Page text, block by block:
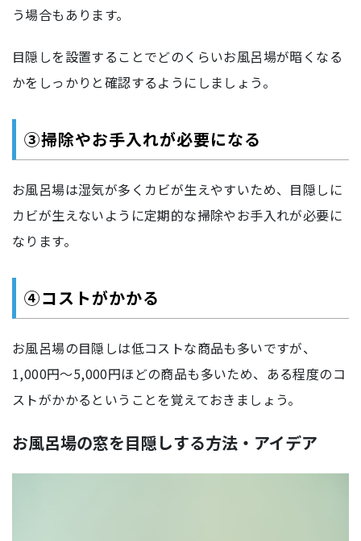
う場合もあります。
目隠しを設置することでどのくらいお風呂場が暗くなる
かをしっかりと確認するようにしましょう。
③掃除やお手入れが必要になる
お風呂場は湿気が多くカビが生えやすいため、目隠しに
カビが生えないように定期的な掃除やお手入れが必要に
なります。
④コストがかかる
お風呂場の目隠しは低コストな商品も多いですが、
1,000円〜5,000円ほどの商品も多いため、ある程度のコ
ストがかかるということを覚えておきましょう。
お風呂場の窓を目隠しする方法・アイデア